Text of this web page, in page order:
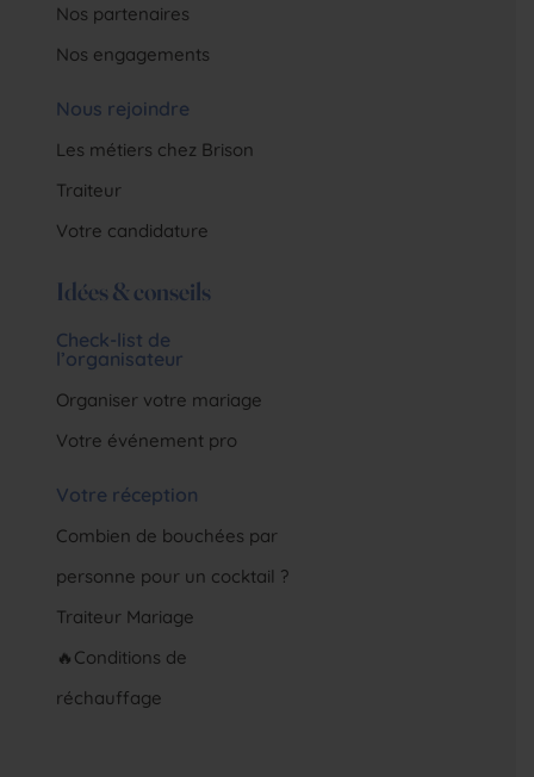
Nos partenaires
Nos engagements
Nous rejoindre
Les métiers chez Brison
Traiteur
Votre candidature
Idées & conseils
Check-list de
l’organisateur
Organiser votre mariage
Votre événement pro
Votre réception
Combien de bouchées par
personne pour un cocktail ?
Traiteur Mariage
🔥Conditions de
réchauffage